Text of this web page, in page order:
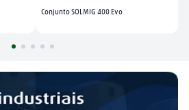
Conjunto SOLMIG 400 Evo